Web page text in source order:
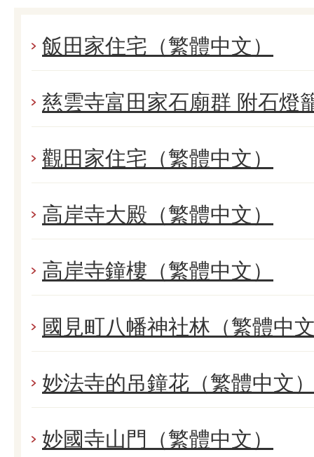
飯田家住宅（繁體中文）
慈雲寺富田家石廟群 附石燈
觀田家住宅（繁體中文）
高岸寺大殿（繁體中文）
高岸寺鐘樓（繁體中文）
國見町八幡神社林（繁體中
妙法寺的吊鐘花（繁體中文
妙國寺山門（繁體中文）